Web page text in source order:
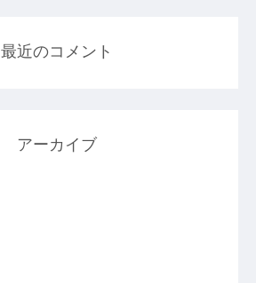
最近のコメント
アーカイブ